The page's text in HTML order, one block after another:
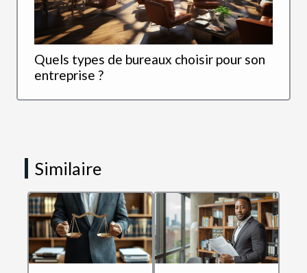
Quels types de bureaux choisir pour son
entreprise ?
Similaire